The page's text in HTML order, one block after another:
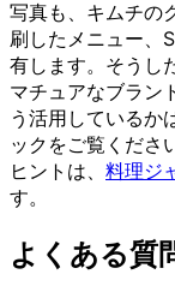
写真も、キムチの
刷したメニュー、
有します。そうし
マチュアなブラ
う活用しているか
ックをご覧くださ
ヒントは、 料理ジ
す。
よくある質